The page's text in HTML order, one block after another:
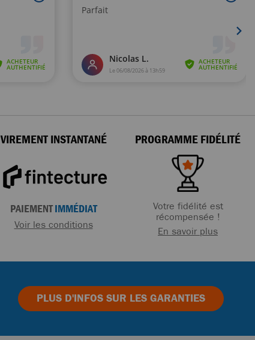
VIREMENT INSTANTANÉ
PAIEMENTIMMÉDIAT
Voir les conditions
PROGRAMME FIDÉLITÉ
Votre fidélité est
récompensée !
En savoir plus
PLUS D'INFOSSUR LES GARANTIES